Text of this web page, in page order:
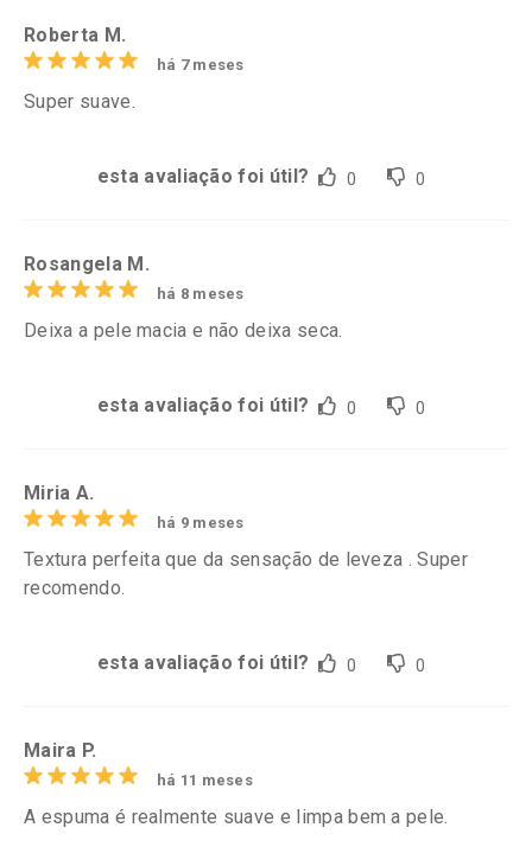
Roberta M.
há 7 meses
Super suave.
esta avaliação foi útil? 0 0
Rosangela M.
há 8 meses
Deixa a pele macia e não deixa seca.
esta avaliação foi útil? 0 0
Miria A.
há 9 meses
Textura perfeita que da sensação de leveza . Super
recomendo.
esta avaliação foi útil? 0 0
Maira P.
há 11 meses
A espuma é realmente suave e limpa bem a pele.